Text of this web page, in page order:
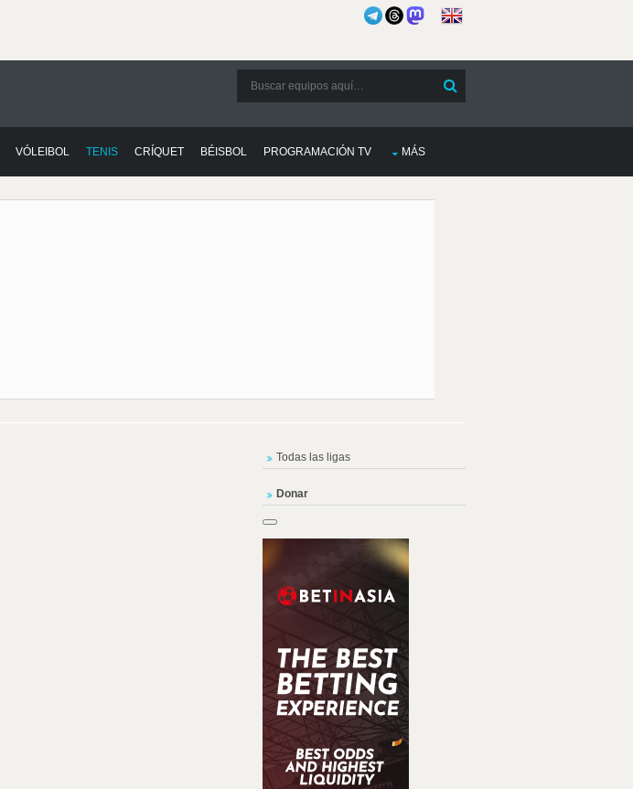
VÓLEIBOL TENIS CRÍQUET BÉISBOL PROGRAMACIÓN TV MÁS
Todas las ligas
Donar